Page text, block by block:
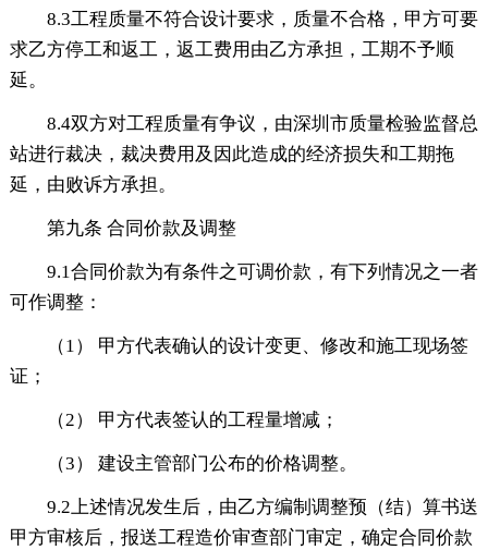
8.3工程质量不符合设计要求，质量不合格，甲方可要
求乙方停工和返工，返工费用由乙方承担，工期不予顺
延。
8.4双方对工程质量有争议，由深圳市质量检验监督总
站进行裁决，裁决费用及因此造成的经济损失和工期拖
延，由败诉方承担。
第九条 合同价款及调整
9.1合同价款为有条件之可调价款，有下列情况之一者
可作调整：
（1） 甲方代表确认的设计变更、修改和施工现场签
证；
（2） 甲方代表签认的工程量增减；
（3） 建设主管部门公布的价格调整。
9.2上述情况发生后，由乙方编制调整预（结）算书送
甲方审核后，报送工程造价审查部门审定，确定合同价款